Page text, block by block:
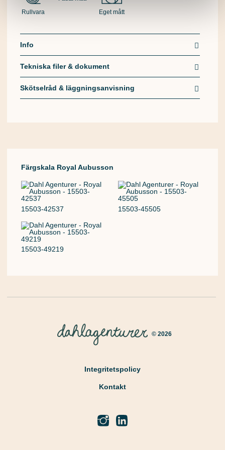
Rullvara
Eget mått
Info
Tekniska filer & dokument
Skötselråd & läggningsanvisning
Färgskala Royal Aubusson
15503-42537 15503-45505
15503-49219
Integritetspolicy
Kontakt
© 2026